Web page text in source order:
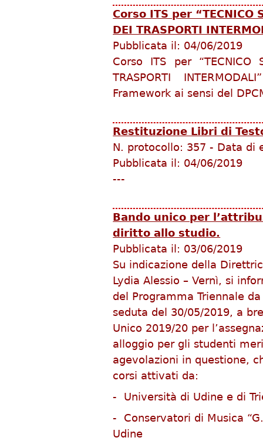
Corso ITS per “TECNICO
DEI TRASPORTI
Pubblicata il: 04/06/2019
Corso ITS per “TECNICO
TRASPORTI
Framework ai sensi del
Restituzione Libri di
N. protocollo: 357 - Data di
Pubblicata il: 04/06/2019
---
Bando unico per
diritto allo studio.
Pubblicata il: 03/06/2019
Su indicazione della
Lydia Alessio – Vernì, si
del Programma Triennale
seduta del 30/05/2019, a
Unico 2019/20 per
alloggio per gli studenti
agevolazioni in questione,
corsi attivati da:
- Università di Udine e di
- Conservatori di Musica
Udine